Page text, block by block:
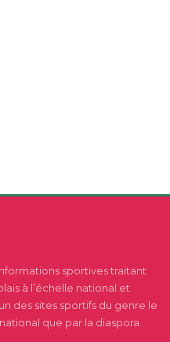
sportives traitant
à l’échelle national et
des sites sportifs du genre le
que par la diaspora.